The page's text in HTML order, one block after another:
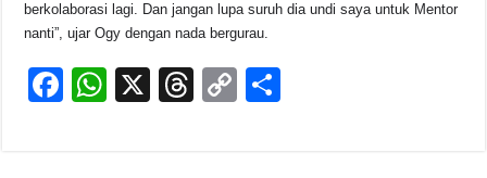
berkolaborasi lagi. Dan jangan lupa suruh dia undi saya untuk Mentor
nanti”, ujar Ogy dengan nada bergurau.
F
W
X
T
C